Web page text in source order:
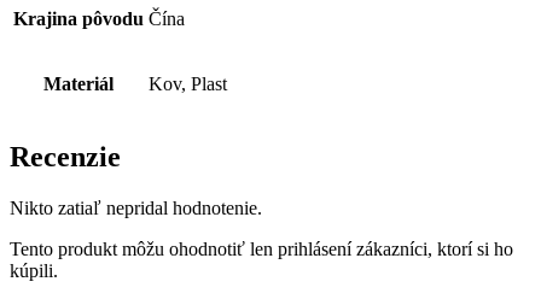
Krajina pôvodu Čína
Materiál Kov, Plast
Recenzie
Nikto zatiaľ nepridal hodnotenie.
Tento produkt môžu ohodnotiť len prihlásení zákazníci, ktorí si ho
kúpili.